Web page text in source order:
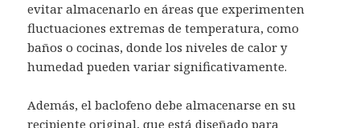
evitar almacenarlo en áreas que experimenten
fluctuaciones extremas de temperatura, como
baños o cocinas, donde los niveles de calor y
humedad pueden variar significativamente.
Además, el baclofeno debe almacenarse en su
recipiente original, que está diseñado para